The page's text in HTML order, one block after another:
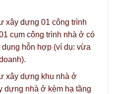
xây dựng 01 công trình
cụm công trình nhà ở có
hỗn hợp (ví dụ: vừa
xây dựng khu nhà ở
dựng nhà ở kèm hạ tầng